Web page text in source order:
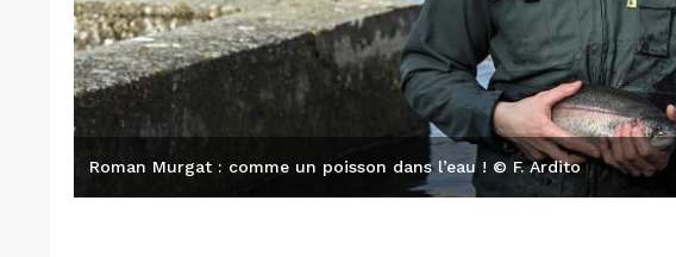
Roman Murgat : comme un poisson dans l’eau ! © F. Ardito